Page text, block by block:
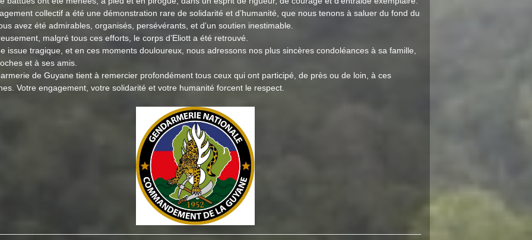
collectif a été une démonstration rare de solidarité et d’humanité, que nous tenons à saluer du fond du
avez été admirables, organisés, persévérants, et d’un soutien inestimable.
malgré tous ces efforts, le corps d’Eliott a été retrouvé.
issue tragique, et en ces moments douloureux, nous adressons nos plus sincères condoléances à sa famille,
et à ses amis.
de Guyane tient à remercier profondément tous ceux qui ont participé, de près ou de loin, à ces
Votre engagement, votre solidarité et votre humanité forcent le respect.